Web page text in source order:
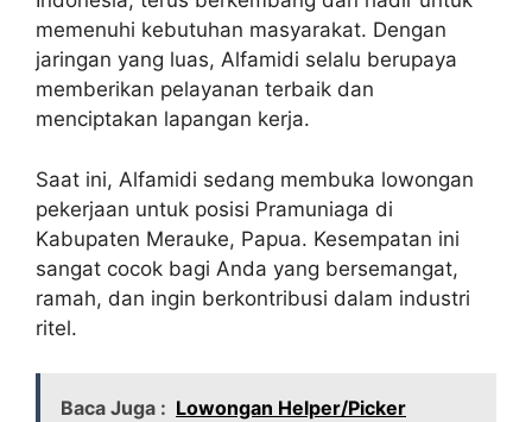
memenuhi kebutuhan masyarakat. Dengan
jaringan yang luas, Alfamidi selalu berupaya
memberikan pelayanan terbaik dan
menciptakan lapangan kerja.
Saat ini, Alfamidi sedang membuka lowongan
pekerjaan untuk posisi Pramuniaga di
Kabupaten Merauke, Papua. Kesempatan ini
sangat cocok bagi Anda yang bersemangat,
ramah, dan ingin berkontribusi dalam industri
ritel.
Baca Juga : Lowongan Helper/Picker